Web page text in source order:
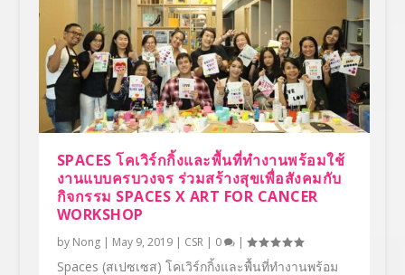
SPACES โคเวิร์กกิ้งและพื้นที่ทำงานพร้อมใช้
งานแบบครบวงจร ร่วมสร้างสุขเพื่อสังคมกับ
กิจกรรม SPACES X ART FOR CANCER
WORKSHOP
by Nong| May 9, 2019| CSR| 0 |
Spaces (สเปซเซส) โคเวิร์กกิ้งและพื้นที่ทำงานพร้อม